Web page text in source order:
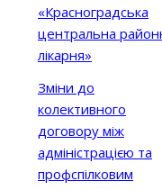
«Красноградська
центральна
лікарня»
Зміни до
колективного
договору між
адміністрацією та
профспілковим